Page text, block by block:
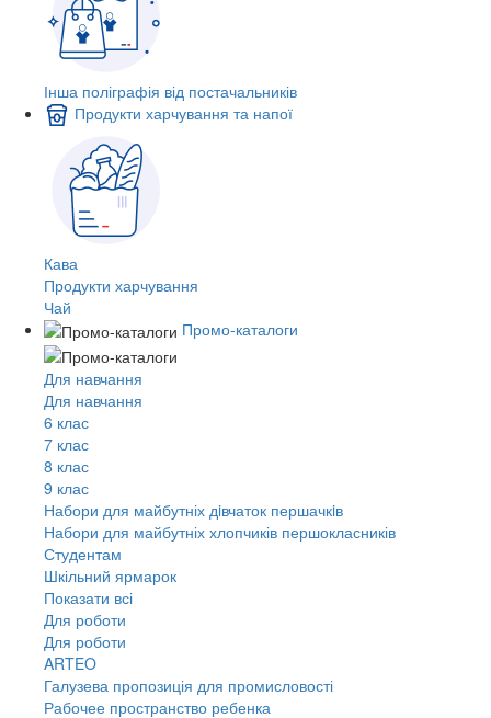
Інша поліграфія від постачальників
Продукти харчування та напої
Кава
Продукти харчування
Чай
Промо-каталоги
Для навчання
Для навчання
6 клас
7 клас
8 клас
9 клас
Набори для майбутніх дiвчаток першачкiв
Набори для майбутніх хлопчиків першокласників
Студентам
Шкільний ярмарок
Показати всі
Для роботи
Для роботи
ARTEO
Галузева пропозиція для промисловості
Рабочее пространство ребенка